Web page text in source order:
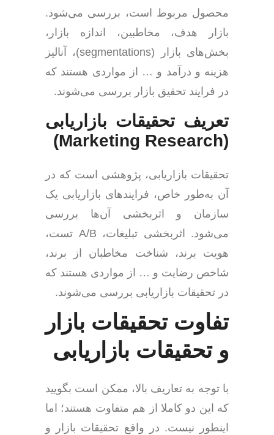
محصول مربوط است، بررسی می‌شود.
بازار هدف، مخاطبین، اندازه بازار،
بخش‌های بازار (segmentations)، آنالیز
هزینه و درآمد و … از مواردی هستند که
در فرایند تحقیق بازار بررسی می‌شوند.
تعریف تحقیقات بازاریابی
(Marketing Research)
تحقیقات بازاریابی، پژوهشی است که در
آن به‌طور خاص، فرایندهای بازاریابی یک
سازمان و اثربخشی آن‌ها بررسی
می‌شود. اثربخشی تبلیغات، A/B تست،
هویت برند، شناخت مخاطبان از برند،
شاخص رضایت و … از مواردی هستند که
در تحقیقات بازاریابی بررسی می‌شوند.
تفاوت تحقیقات بازار
و تحقیقات بازاریابی
با توجه به تعاریف بالا، ممکن است بگویید
که این دو کاملا از هم متفاوت هستند؛ اما
اینطور نیست. در واقع تحقیقات بازار و